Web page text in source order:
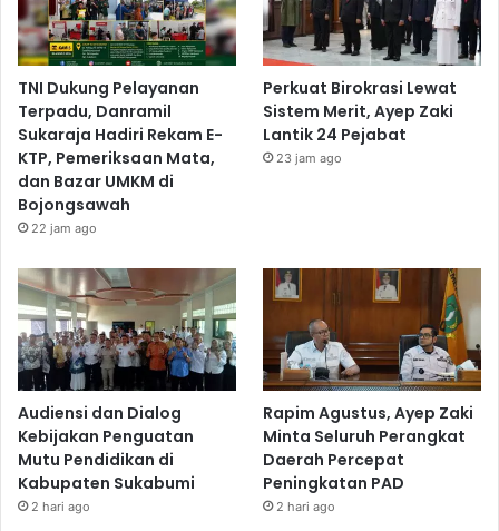
TNI Dukung Pelayanan
Terpadu, Danramil
Sukaraja Hadiri Rekam E-
KTP, Pemeriksaan Mata,
dan Bazar UMKM di
Bojongsawah
22 jam ago
Perkuat Birokrasi Lewat
Sistem Merit, Ayep Zaki
Lantik 24 Pejabat
23 jam ago
Audiensi dan Dialog
Kebijakan Penguatan
Mutu Pendidikan di
Kabupaten Sukabumi
2 hari ago
Rapim Agustus, Ayep Zaki
Minta Seluruh Perangkat
Daerah Percepat
Peningkatan PAD
2 hari ago